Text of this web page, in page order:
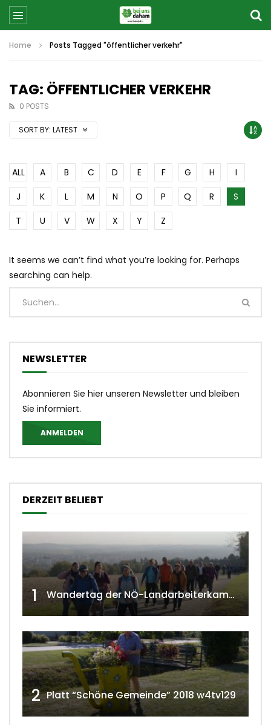
Home Posts Tagged "öffentlicher verkehr"
TAG: ÖFFENTLICHER VERKEHR
0 POSTS
SORT BY: LATEST
ALL A B C D E F G H
I
J
K L M N O P Q R
S
T
U V W X Y Z
It seems we can’t find what you’re looking for. Perhaps
searching can help.
NEWSLETTER
Abonnieren Sie hier unseren Newsletter und bleiben
Sie informiert.
ANMELDEN
DERZEIT BELIEBT
1 Wandertag der NÖ-Landarbeiterkammer in Hollabrunn 2024
2 Platt “Schöne Gemeinde” 2018 w4tv129